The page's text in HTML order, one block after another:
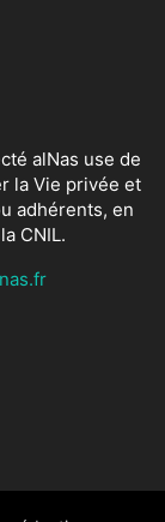
alNas use de
la Vie privée et
adhérents, en
CNIL.